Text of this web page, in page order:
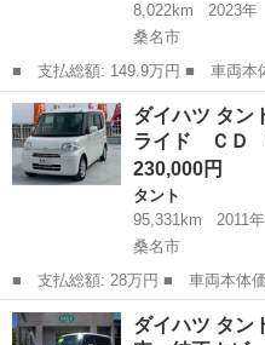
8,022km
2023年
桑名市
■ 支払総額: 149.9万円 ■ 車両本体価格： 1,414,000 円 ■ メーカ
ー名： ダイハツ ■ 車種名：
ロス 純正ナビ 両側電動ドア 全
ム 禁煙...
三重 桑名市 タント
ダイハツ タ
ライド ＣＤ
230,000円
タント
95,331km
2011年
桑名市
■ 支払総額: 28万円 ■ 車両本体価格： 230,000 円 ■ メーカー
名： ダイハツ ■ 車種名： タ
自社保証 電動スライド ＣＤ
三重 桑名市 タント
ダイハツ タ